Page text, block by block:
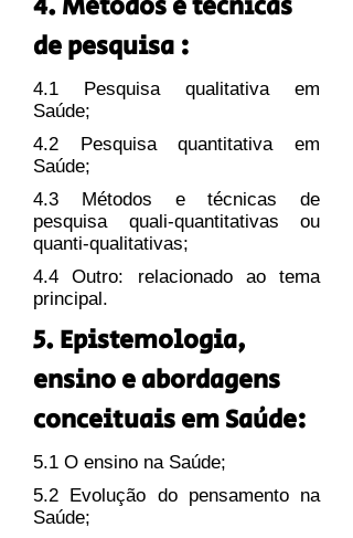
de pesquisa :
4.1 Pesquisa qualitativa em
Saúde;
4.2 Pesquisa quantitativa em
Saúde;
4.3 Métodos e técnicas de
pesquisa quali-quantitativas ou
quanti-qualitativas;
4.4 Outro: relacionado ao tema
principal.
5. Epistemologia,
ensino e abordagens
conceituais em Saúde:
5.1 O ensino na Saúde;
5.2 Evolução do pensamento na
Saúde;